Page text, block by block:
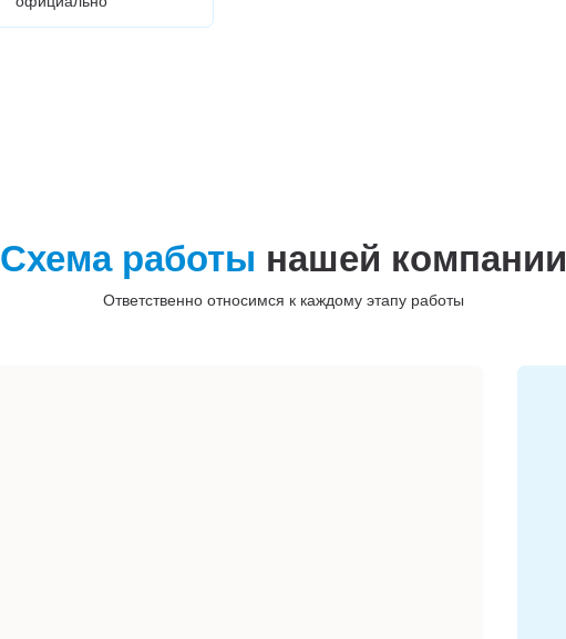
Схема работы нашей компании
Ответственно относимся к каждому этапу работы